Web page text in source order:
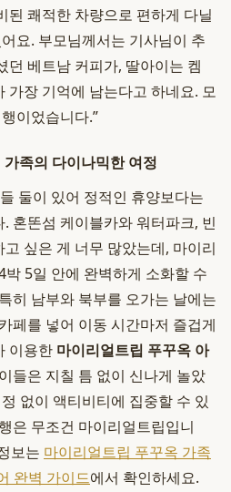
된 쾌적한 차량으로 편하게 다닐
요. 부모님께서는 기사님이 추
던 베트남 커피가, 딸아이는 켐
가장 기억에 남는다고 하네요. 모
이었습니다.”
족의 다이나믹한 여정
둘이 있어 정적인 휴양보다는
혼똔섬 케이블카와 워터파크, 빈
싶은 게 너무 많았는데, 마이리
5일 안에 완벽하게 소화할 수
히 남부와 북부를 오가는 날에는
페를 넣어 이동 시간마저 즐겁게
이용한 마이리얼트립 푸꾸옥 아
들은 지칠 틈 없이 신나게 놀았
없이 액티비티에 집중할 수 있
은 무조건 마이리얼트립입니
보는 마이리얼트립 푸꾸옥 가족
완벽 가이드에서 확인하세요.